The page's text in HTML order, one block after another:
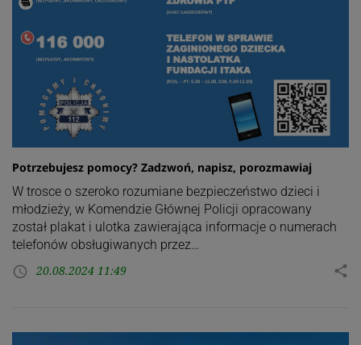
Potrzebujesz pomocy? Zadzwoń, napisz, porozmawiaj
W trosce o szeroko rozumiane bezpieczeństwo dzieci i
młodzieży, w Komendzie Głównej Policji opracowany
został plakat i ulotka zawierająca informacje o numerach
telefonów obsługiwanych przez…
access_time 20.08.2024 11:49 share